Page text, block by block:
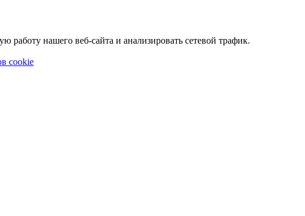
нашего веб-сайта и анализировать сетевой трафик.
cookie